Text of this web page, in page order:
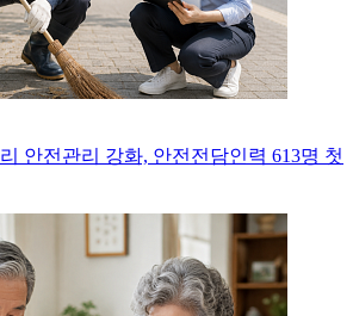
안전관리 강화, 안전전담인력 613명 첫